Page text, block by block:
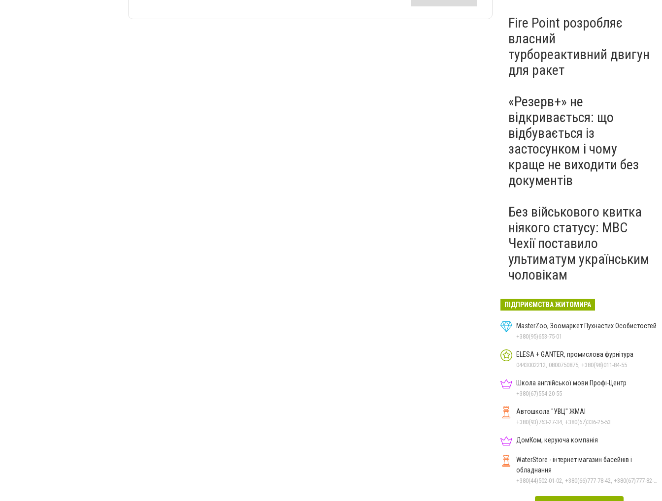
Fire Point розробляє
власний
турбореактивний двигун
для ракет
«Резерв+» не
відкривається: що
відбувається із
застосунком і чому
краще не виходити без
документів
Без військового квитка
ніякого статусу: МВС
Чехії поставило
ультиматум українським
чоловікам
ПІДПРИЄМСТВА ЖИТОМИРА
MasterZoo, Зоомаркет Пухнастих Особистостей
+380(95)653-75-01
ELESA + GANTER, промислова фурнітура
0443002212, 0800750875, +380(98)011-84-55
Школа англійської мови Профі-Центр
+380(67)554-20-55
Автошкола "УВЦ" ЖМАІ
+380(93)763-27-34, +380(67)336-25-53
ДомКом, керуюча компанія
WaterStore - інтернет магазин басейнів і
обладнання
+380(44)502-01-02, +380(66)777-78-42, +380(67)777-82-19, +380(67)890-80-80, +380(73)890-80-80, +380(44)502-01-03